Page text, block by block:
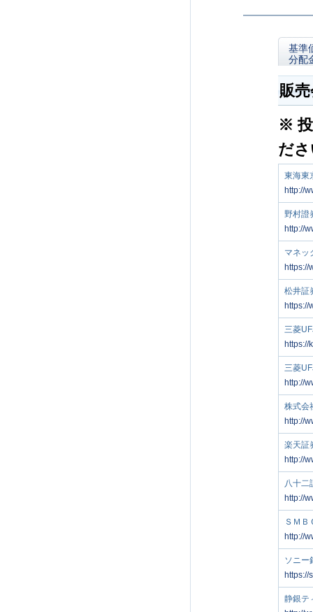
基準
分配
販
※ 投
だ
東海東
http://
野村證
http://
マネッ
https://
松井証
https://
三菱
https://
三菱
http://
株式会
http://
楽天証
http://
八十二
http://
ＳＭＢ
http://
ソニー
https://
静銀テ